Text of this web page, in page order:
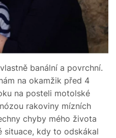
banální a povrchní.
na okamžik před 4
na posteli motolské
rakoviny mízních
chyby mého života
situace, kdy to odskákal